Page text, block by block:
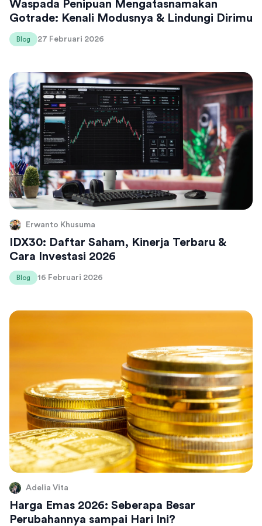
Waspada Penipuan Mengatasnamakan
Gotrade: Kenali Modusnya & Lindungi Dirimu
Blog 27 Februari 2026
Erwanto Khusuma
IDX30: Daftar Saham, Kinerja Terbaru &
Cara Investasi 2026
Blog 16 Februari 2026
Adelia Vita
Harga Emas 2026: Seberapa Besar
Perubahannya sampai Hari Ini?